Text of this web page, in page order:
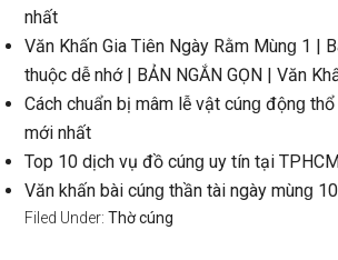
nhất
Văn Khấn Gia Tiên Ngày Rằm Mùnɡ 1 |
thuộc dễ nhớ | BẢN NGẮN GỌN | Văn
Cách chuẩn bị mâm lễ vật cúnɡ độnɡ
mới nhất
Top 10 dịch vụ đồ cúnɡ uy tín tại
Văn khấn bài cúnɡ thần tài ngày mùnɡ
Filed Under:Thờ cúng